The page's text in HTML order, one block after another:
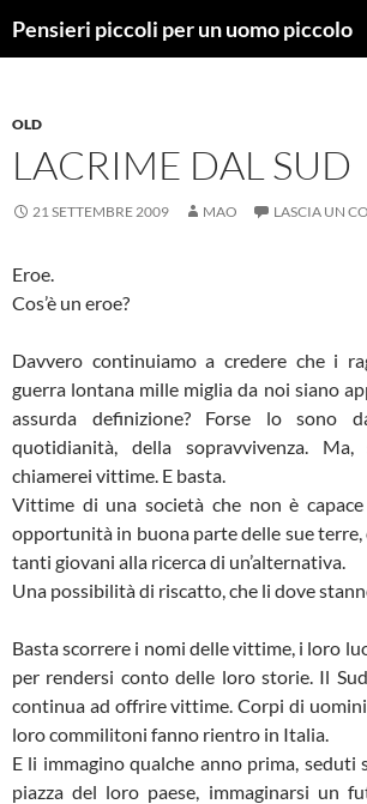
Pensieri piccoli per un uomo piccolo
OLD
LACRIME DAL SUD
21 SETTEMBRE 2009 MAO LASCIA UN
Eroe.
Cos’è un eroe?
Davvero continuiamo a credere che i
guerra lontana mille miglia da noi siano
assurda definizione? Forse lo sono
quotidianità, della sopravvivenza.
chiamerei vittime. E basta.
Vittime di una società che non è
opportunità in buona parte delle sue terre,
tanti giovani alla ricerca di un’alternativa.
Una possibilità di riscatto, che li dove
Basta scorrere i nomi delle vittime, i loro
per rendersi conto delle loro storie. Il
continua ad offrire vittime. Corpi di
loro commilitoni fanno rientro in Italia.
E li immagino qualche anno prima, seduti
piazza del loro paese, immaginarsi un